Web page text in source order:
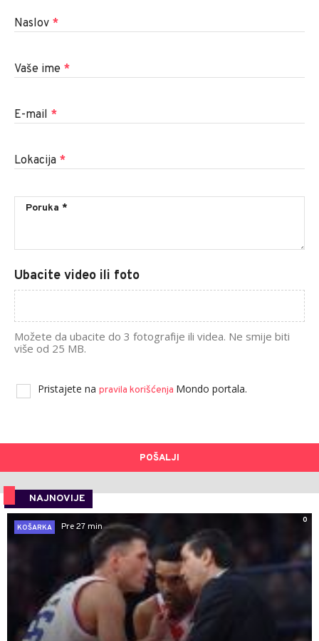
Naslov *
Vaše ime *
E-mail *
Lokacija *
Ubacite video ili foto
Možete da ubacite do 3 fotografije ili videa. Ne smije biti
više od 25 MB.
Pristajete na pravila korišćenja Mondo portala.
POŠALJI
NAJNOVIJE
0
KOŠARKA
Pre 27 min